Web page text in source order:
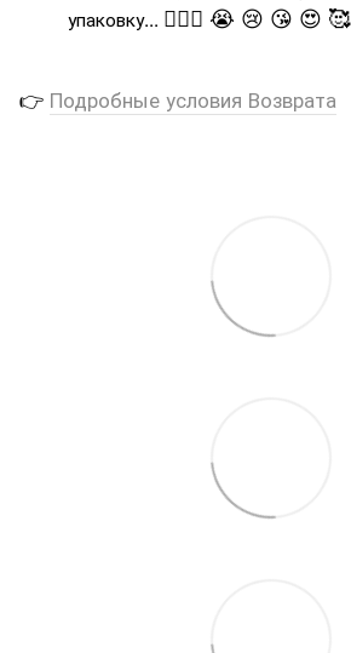
упаковку... 🤦🏻‍♂️ 😭 😢 😘 😍 🥰
👉 Подробные условия Возврата